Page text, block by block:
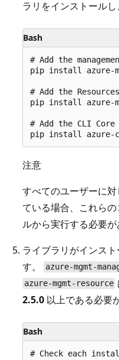
ラリをインストールし
Bash
# Add the
pip install azure-
# Add the
pip install azure-
# Add the CLI
注意
すべてのユーザーに
ている場合、これら
ルから実行する必要が
ライブラリがインス
す。
azure-mgmt-
azure-mgmt-resource
2.5.0 以上である必要
Bash
# Check each